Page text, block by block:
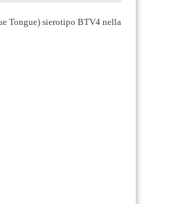
Tongue) sierotipo BTV4 nella